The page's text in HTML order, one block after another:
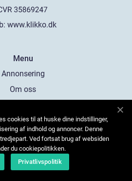
www.klikko.dk
Menu
Annonsering
Om oss
Kontakta oss
Sitemap
cookies til at huske dine indstillinger,
af indhold og annoncer. Denne
Ved fortsat brug af websiden
du cookiepolitikken.
Privatlivspolitik